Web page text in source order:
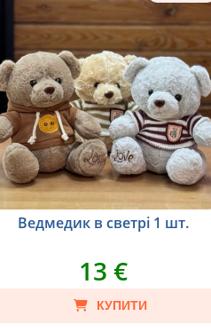
Ведмедик в светрі 1 шт.
13 €
КУПИТИ